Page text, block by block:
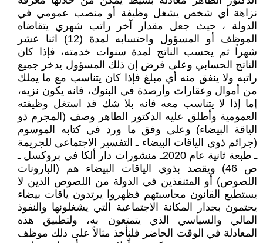
نزاهة أي شخص يشغل وظيفة أو منصب عمومي في
الدولة ، حيث جعل مقدار آخر راتب شهري يتقاضاه
الموظف أو المسؤول واحتسابه لمدة (12) اثنا عشر
شهراً ثم يحسب الناتج لمدة سنوات خدمته، فإذا كان
الناتج الحسابي وعلى فرض إن ذلك المسؤول يدخر جميع
راتبه ولا ينفق منه أي مبلغ فإذا كان يتناسب مع ما يملك
من أموال وعقارات وأرصدة في البنوك، فانه يكون نزيه،
إما إذا لا يتناسب معه فانه بلا شك قد استغل وظيفته
العمومية وأطلق عليه الدكتور الطاهر وصف (المجرم ذو
الياقة البيضاء) وعلى وفق ما ورد في كتابه الموسوم
(جرائم ذوي الياقات البيضاء ـ التفسير الاجتماعي للجريمة
ـ طبعة ثانية عام 2020ـ منشورات دار ألكا في بروكسل ـ
ص 46) ويقصد بذوي الياقات البيضاء هم (البارونات
اللصوص) أو المتنفذين في الدولة من اللصوص الذين لا
يستطيع القانون محاسبتهم فظهروا يرتدون ياقات بيضاء
يحتمون بجدار المكانة الاجتماعية التي يشغلونها والنفوذ
المالي والسياسي الذي يتمتعون به، ولتطبيق هذه
المعادلة في الوقت الحاضر فلنأخذ مثالاً على ذلك موظف